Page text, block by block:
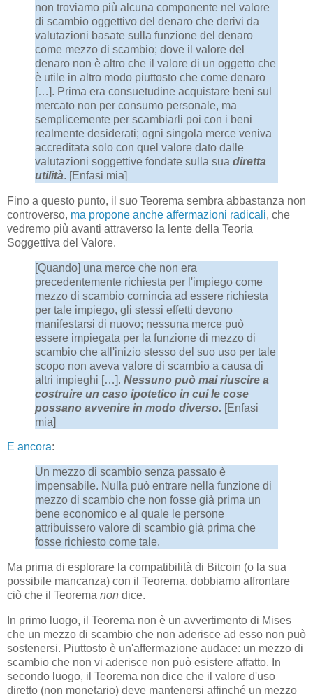
non troviamo più alcuna componente nel valore
di scambio oggettivo del denaro che derivi da
valutazioni basate sulla funzione del denaro
come mezzo di scambio; dove il valore del
denaro non è altro che il valore di un oggetto che
è utile in altro modo piuttosto che come denaro
[…]. Prima era consuetudine acquistare beni sul
mercato non per consumo personale, ma
semplicemente per scambiarli poi con i beni
realmente desiderati; ogni singola merce veniva
accreditata solo con quel valore dato dalle
valutazioni soggettive fondate sulla sua diretta
utilità. [Enfasi mia]
Fino a questo punto, il suo Teorema sembra abbastanza non
controverso, ma propone anche affermazioni radicali, che
vedremo più avanti attraverso la lente della Teoria
Soggettiva del Valore.
[Quando] una merce che non era
precedentemente richiesta per l'impiego come
mezzo di scambio comincia ad essere richiesta
per tale impiego, gli stessi effetti devono
manifestarsi di nuovo; nessuna merce può
essere impiegata per la funzione di mezzo di
scambio che all'inizio stesso del suo uso per tale
scopo non aveva valore di scambio a causa di
altri impieghi […]. Nessuno può mai riuscire a
costruire un caso ipotetico in cui le cose
possano avvenire in modo diverso. [Enfasi
mia]
E ancora:
Un mezzo di scambio senza passato è
impensabile. Nulla può entrare nella funzione di
mezzo di scambio che non fosse già prima un
bene economico e al quale le persone
attribuissero valore di scambio già prima che
fosse richiesto come tale.
Ma prima di esplorare la compatibilità di Bitcoin (o la sua
possibile mancanza) con il Teorema, dobbiamo affrontare
ciò che il Teorema non dice.
In primo luogo, il Teorema non è un avvertimento di Mises
che un mezzo di scambio che non aderisce ad esso non può
sostenersi. Piuttosto è un'affermazione audace: un mezzo di
scambio che non vi aderisce non può esistere affatto. In
secondo luogo, il Teorema non dice che il valore d'uso
diretto (non monetario) deve mantenersi affinché un mezzo